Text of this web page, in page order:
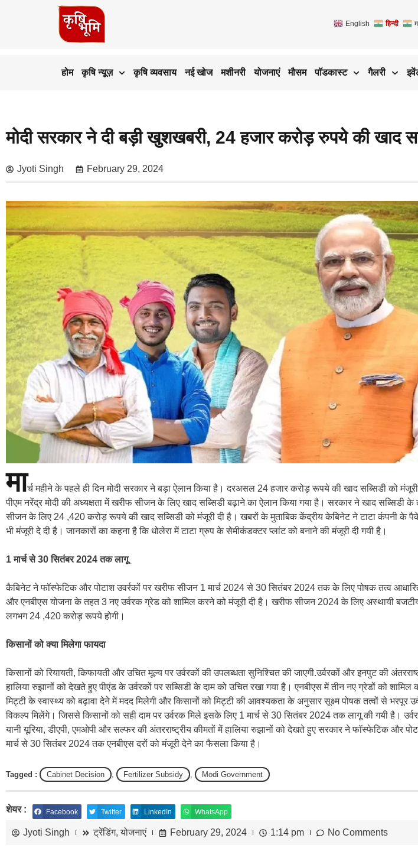
English हिन्दी
होम कृषि न्यूज़ कृषि व्यवसाय नई खोज मशीनरी योजनाएं मौसम पॉडकास्ट गैलरी
मोदी सरकार ने दी बड़ी खुशखबरी, 24 हजार करोड़ रुपये की खाद
Jyoti Singh February 29, 2024
मार्च महीने के पहले ही दिन मोदी सरकार ने बड़ा ऐलान किया है। दरअसल 24 हजार करोड़ रूपये की खाद सब्सिडी को मंजूरी
पीएम नरेंद्र मोदी की अध्यक्षता में खरीफ सीजन के लिए खाद सब्सिडी बढ़ाने का ऐलान किया गया है। सरकार ने खाद सब्सिडी के
सीजन के लिए 24 ,420 करोड़ रूपये की खाद सब्सिडी को मंजूरी दी है। खबरों के मुताबिक केंद्रीय केबिनेट ने टाटा कंपनी के
भी मंजूरी दे दी है। जानकारों का कहना है कि धोलेरा में टाटा ग्रुप के सेमीकंडक्टर प्लांट को बनाने की मंजूरी दी गयी है।
1 मार्च से 30 सितंबर 2024 तक लागू
कैबिनेट ने फॉस्फेटिक और पोटाश उवर्रकों पर खरीफ सीजन 1 मार्च 2024 से 30 सितंबर 2024 तक के लिए पोषक तत्व
और एनबीएस योजना के तहत 3 नए उर्वरक ग्रेड को शामिल करने को मंजूरी दी है। खरीफ सीजन 2024 के लिए अस्थायी
लगभग 24 ,420 करोड़ रूपये होगी।
किसानों को क्या मिलेगा फायदा
किसानों को रियायती, किफायती और उचित मूल्य पर उर्वरकों की उपलब्धता सुनिश्चित की जाएगी.उर्वरकों और इनपुट की
हालिया रुझानों को देखते हुए पीएंड के उर्वरकों पर सब्सिडी के दाम को उचित रखा गया है। एनबीएस में तीन नए ग्रेडों को
मिट्टी के स्वास्थ्य को बढ़ावा देने में मदद मिलेगी और किसानों को मिट्टी की आवश्यकता के अनुसार सूक्ष्म पोषक तत्वों से भरपूर
विकल्प मिलेंगे। जिससे किसानों को सही दाम पर उर्वरक मिले इसके लिए 1 मार्च से 30 सितंबर 2024 तक लागू की गयी है।
यानी यूरिया, डीएपी, एमओपी और सल्फर की अंतरराष्ट्रीय कीमतों में हालिया रुझानों को देखते हुए सरकार ने फॉस्फेटिक और
मार्च से 30 सितंबर 2024 तक एनबीएस दरों को मंजूरी देने का फैसला किया है।
Tagged : Cabinet Decision , Fertilizer Subsidy , Modi Government
शेयर : Facebook Twitter LinkedIn WhatsApp
Jyoti Singh ट्रेंडिंग,योजनाएं February 29, 2024 1:14 pm No Comments